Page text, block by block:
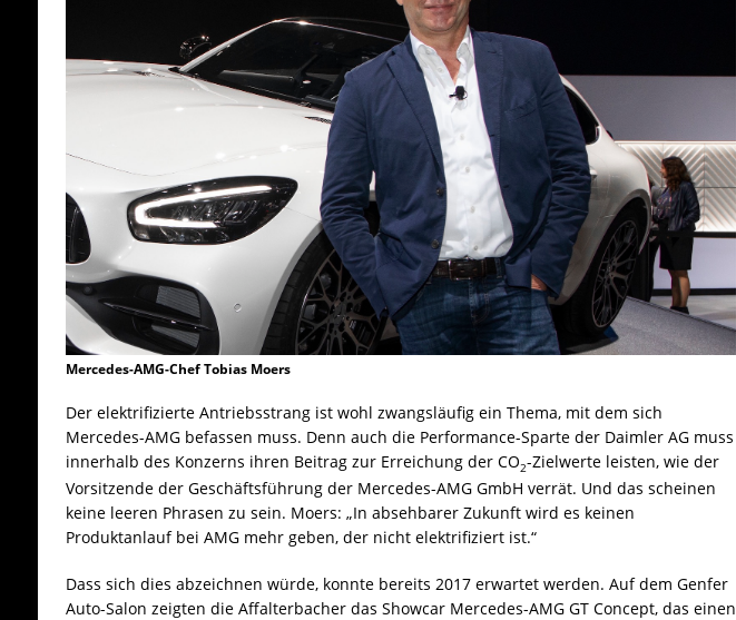
Mercedes-AMG-Chef Tobias Moers
Der elektrifizierte Antriebsstrang ist wohl zwangsläufig ein Thema, mit dem sich
Mercedes-AMG befassen muss. Denn auch die Performance-Sparte der Daimler AG muss
innerhalb des Konzerns ihren Beitrag zur Erreichung der CO2-Zielwerte leisten, wie der
Vorsitzende der Geschäftsführung der Mercedes-AMG GmbH verrät. Und das scheinen
keine leeren Phrasen zu sein. Moers: „In absehbarer Zukunft wird es keinen
Produktanlauf bei AMG mehr geben, der nicht elektrifiziert ist.“
Dass sich dies abzeichnen würde, konnte bereits 2017 erwartet werden. Auf dem Genfer
Auto-Salon zeigten die Affalterbacher das Showcar Mercedes-AMG GT Concept, das einen